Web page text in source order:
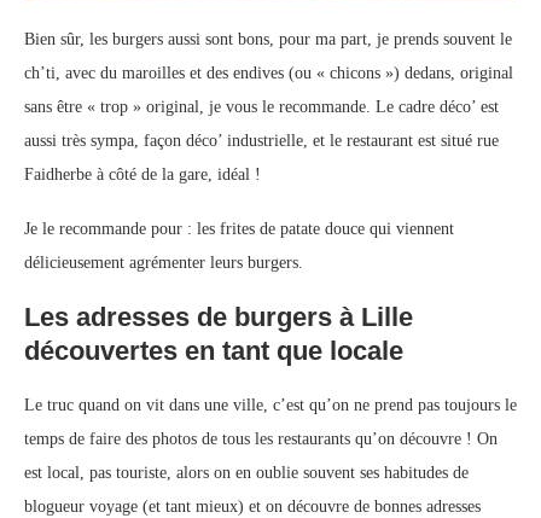
Bien sûr, les burgers aussi sont bons, pour ma part, je prends souvent le
ch’ti, avec du maroilles et des endives (ou « chicons ») dedans, original
sans être « trop » original, je vous le recommande. Le cadre déco’ est
aussi très sympa, façon déco’ industrielle, et le restaurant est situé rue
Faidherbe à côté de la gare, idéal !
Je le recommande pour : les frites de patate douce qui viennent
délicieusement agrémenter leurs burgers.
Les adresses de burgers à Lille
découvertes en tant que locale
Le truc quand on vit dans une ville, c’est qu’on ne prend pas toujours le
temps de faire des photos de tous les restaurants qu’on découvre ! On
est local, pas touriste, alors on en oublie souvent ses habitudes de
blogueur voyage (et tant mieux) et on découvre de bonnes adresses